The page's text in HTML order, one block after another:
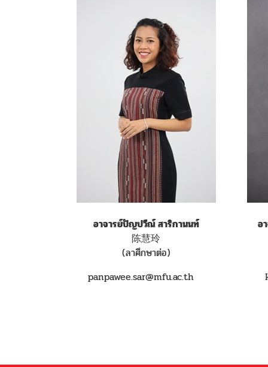
อาจารย์ปัญปวีณ์ สาริกานนท์
陈慧玲
(ลาศึกษาต่อ)
panpawee.sar@mfu.ac.th
อ